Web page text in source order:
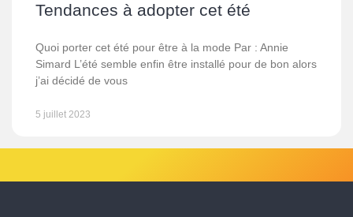
Tendances à adopter cet été
Quoi porter cet été pour être à la mode Par : Annie
Simard L’été semble enfin être installé pour de bon alors
j’ai décidé de vous
5 juillet 2023